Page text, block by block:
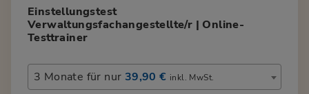
Einstellungstest
Verwaltungsfachangestellte/r | Online-
Testtrainer
3 Monate für nur 39,90 € inkl. MwSt.